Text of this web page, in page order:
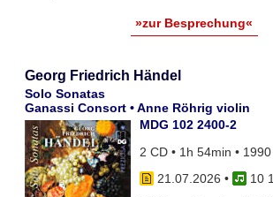
»zur Besprechung«
Georg Friedrich Händel
Solo Sonatas
Ganassi Consort • Anne Röhrig violin
MDG 102 2400-2
2 CD • 1h 54min • 1990
21.07.2026 •
10